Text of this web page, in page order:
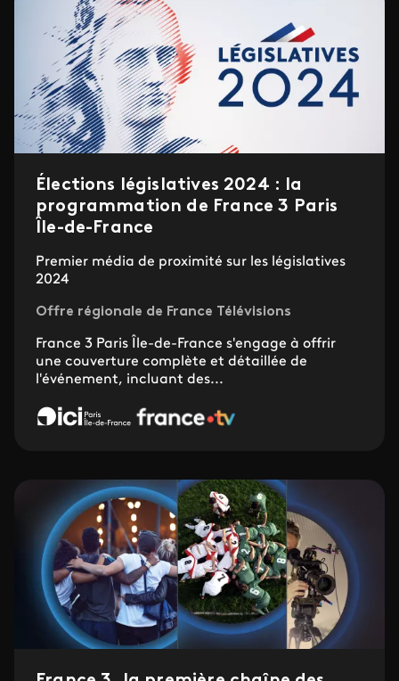
Élections législatives 2024 : la
programmation de France 3 Paris
Île-de-France
Premier média de proximité sur les législatives
2024
Offre régionale de France Télévisions
France 3 Paris Île-de-France s'engage à offrir
une couverture complète et détaillée de
l'événement, incluant des...